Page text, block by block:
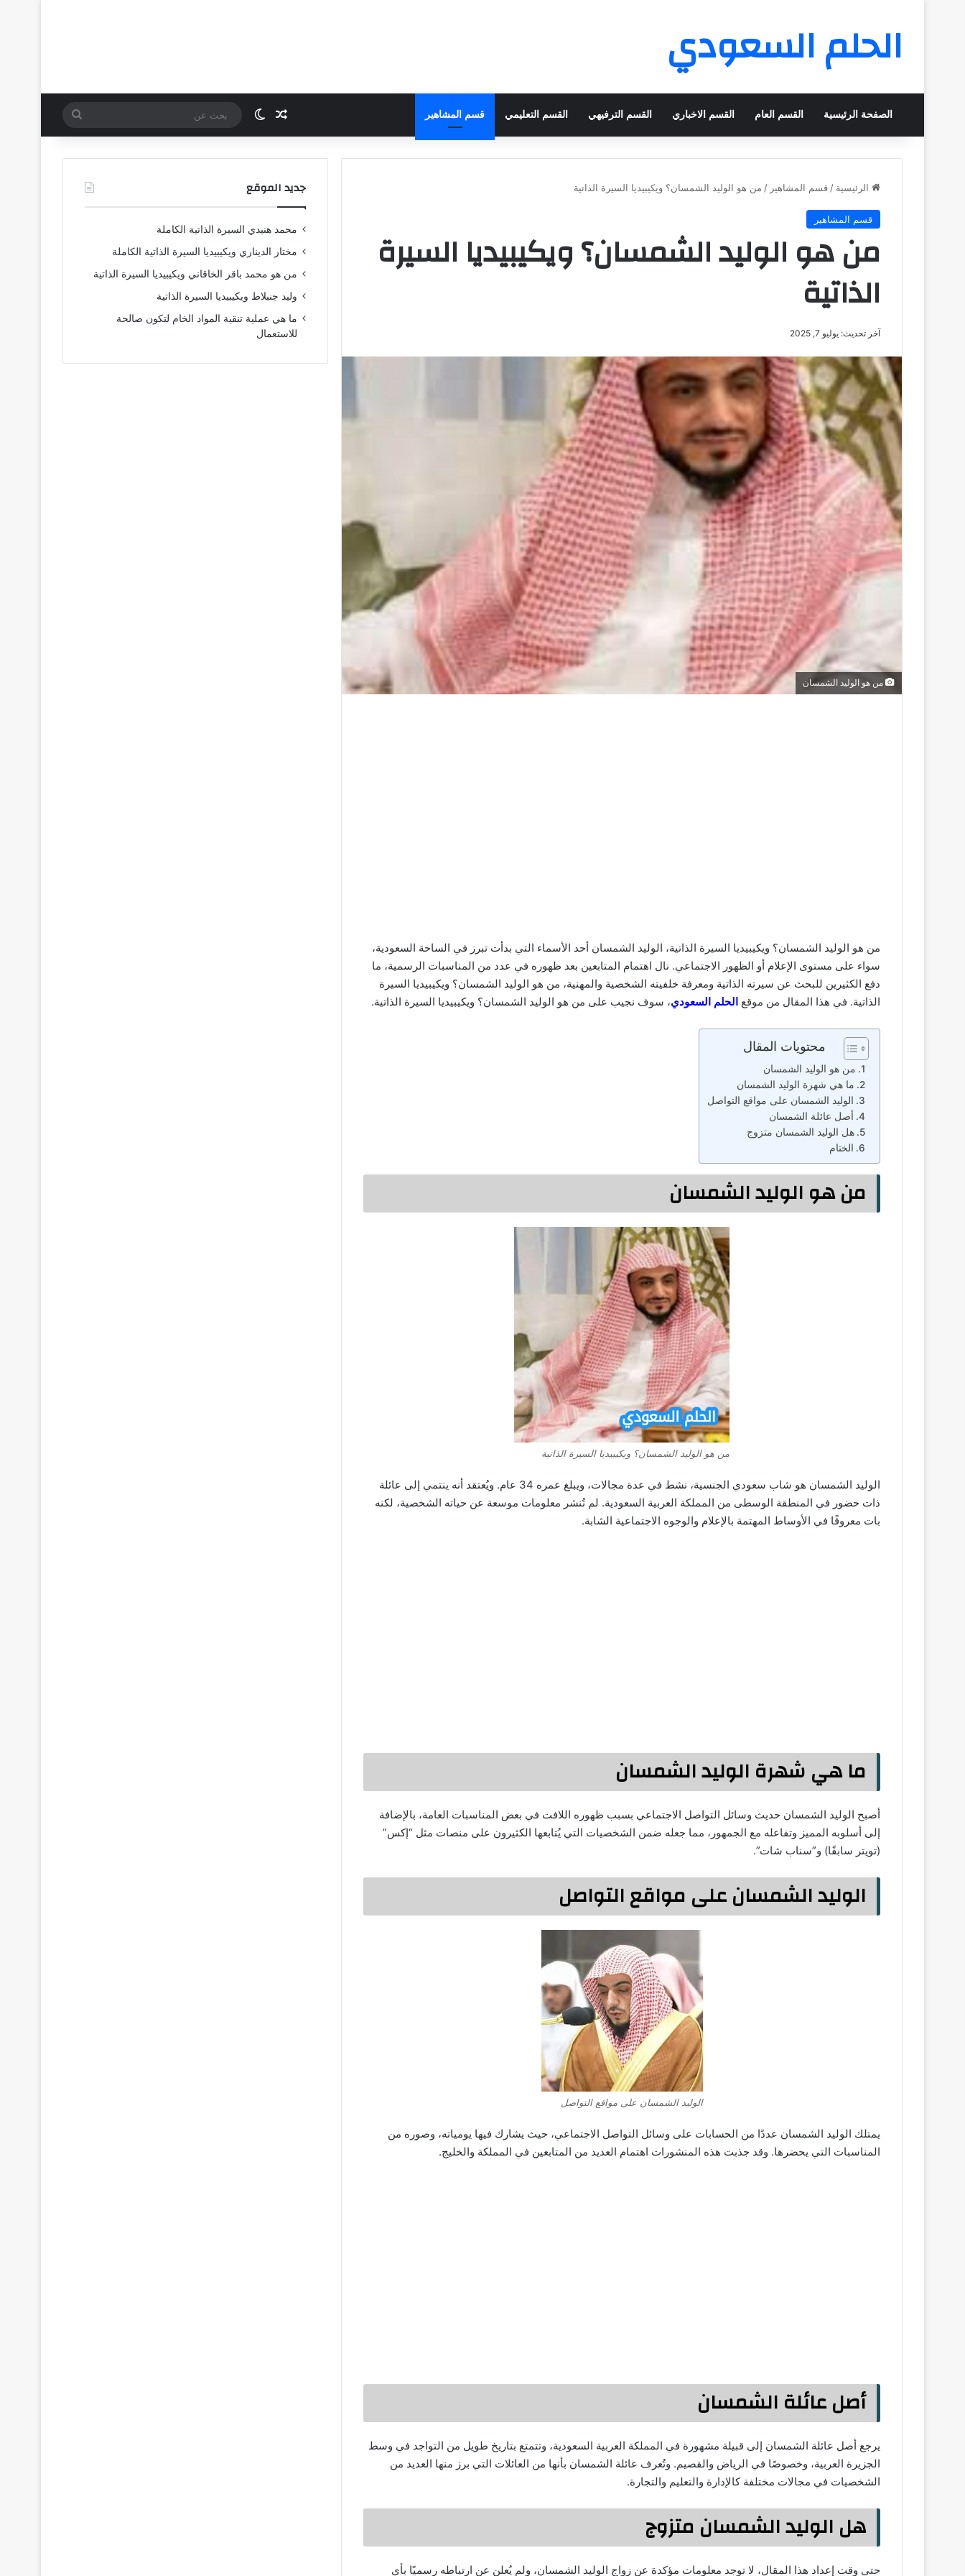
الحلم السعودي
الصفحة الرئيسية القسم العام القسم الاخباري القسم الترفيهي القسم التعليمي قسم المشاهير مقال عشوائي
الوضع المظلم
بحث
عن
الرئيسية / قسم المشاهير / من هو الوليد الشمسان؟ ويكيبيديا السيرة الذاتية
قسم المشاهير
من هو الوليد الشمسان؟ ويكيبيديا السيرة
الذاتية
آخر تحديث: يوليو 7, 2025
من هو الوليد الشمسان
من هو الوليد الشمسان؟ ويكيبيديا السيرة الذاتية، الوليد الشمسان أحد الأسماء التي بدأت تبرز في الساحة السعودية،
سواء على مستوى الإعلام أو الظهور الاجتماعي. نال اهتمام المتابعين بعد ظهوره في عدد من المناسبات الرسمية، ما
دفع الكثيرين للبحث عن سيرته الذاتية ومعرفة خلفيته الشخصية والمهنية، من هو الوليد الشمسان؟ ويكيبيديا السيرة
الذاتية. في هذا المقال من موقع الحلم السعودي، سوف نجيب على من هو الوليد الشمسان؟ ويكيبيديا السيرة الذاتية.
محتويات المقال
من هو الوليد الشمسان
ما هي شهرة الوليد الشمسان
الوليد الشمسان على مواقع التواصل
أصل عائلة الشمسان
هل الوليد الشمسان متزوج
الختام
من هو الوليد الشمسان
من هو الوليد الشمسان؟ ويكيبيديا السيرة الذاتية
الوليد الشمسان هو شاب سعودي الجنسية، نشط في عدة مجالات، ويبلغ عمره 34 عام. ويُعتقد أنه ينتمي إلى عائلة
ذات حضور في المنطقة الوسطى من المملكة العربية السعودية. لم تُنشر معلومات موسعة عن حياته الشخصية، لكنه
بات معروفًا في الأوساط المهتمة بالإعلام والوجوه الاجتماعية الشابة.
ما هي شهرة الوليد الشمسان
أصبح الوليد الشمسان حديث وسائل التواصل الاجتماعي بسبب ظهوره اللافت في بعض المناسبات العامة، بالإضافة
إلى أسلوبه المميز وتفاعله مع الجمهور، مما جعله ضمن الشخصيات التي يُتابعها الكثيرون على منصات مثل “إكس”
(تويتر سابقًا) و”سناب شات”.
الوليد الشمسان على مواقع التواصل
الوليد الشمسان على مواقع التواصل
يمتلك الوليد الشمسان عددًا من الحسابات على وسائل التواصل الاجتماعي، حيث يشارك فيها يومياته، وصوره من
المناسبات التي يحضرها. وقد جذبت هذه المنشورات اهتمام العديد من المتابعين في المملكة والخليج.
أصل عائلة الشمسان
يرجع أصل عائلة الشمسان إلى قبيلة مشهورة في المملكة العربية السعودية، وتتمتع بتاريخ طويل من التواجد في وسط
الجزيرة العربية، وخصوصًا في الرياض والقصيم. وتُعرف عائلة الشمسان بأنها من العائلات التي برز منها العديد من
الشخصيات في مجالات مختلفة كالإدارة والتعليم والتجارة.
هل الوليد الشمسان متزوج
حتى وقت إعداد هذا المقال، لا توجد معلومات مؤكدة عن زواج الوليد الشمسان، ولم يُعلن عن ارتباطه رسميًا بأي
جديد الموقع
محمد هنيدي السيرة الذاتية الكاملة
مختار الديناري ويكيبيديا السيرة الذاتية الكاملة
من هو محمد باقر الخاقاني ويكيبيديا السيرة الذاتية
وليد جنبلاط ويكيبيديا السيرة الذاتية
ما هي عملية تنقية المواد الخام لتكون صالحة
للاستعمال